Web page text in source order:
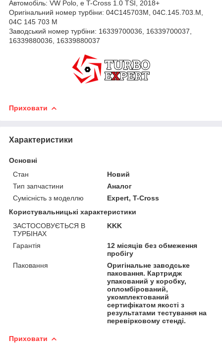
Автомобіль: VW Polo, e T-Cross 1.0 TSI, 2018+
Оригінальний номер турбіни: 04C145703M, 04C.145.703.M,
04C 145 703 M
Заводський номер турбіни: 16339700036, 16339700037,
16339880036, 16339880037
Приховати
Характеристики
Основні
Стан
Новий
Тип запчастини
Аналог
Сумісність з моделлю
Expert, T-Cross
Користувальницькі характеристики
ЗАСТОСОВУЄТЬСЯ В
ТУРБІНАХ
KKK
Гарантія
12 місяців без обмеження
пробігу
Паковання
Оригінальне заводське
паковання. Картридж
упакований у коробку,
опломбірований,
укомплектований
сертифікатом якості з
результатами тестування на
перевірковому стенді.
Приховати